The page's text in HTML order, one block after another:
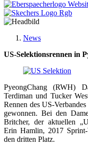
News
US-Selektionsrennen in
PyeongChang (RWH)
Terdiman und Tucker
Rennen des US-
gewonnen. Bei den
Britcher, der aktuellen
Erin Hamlin, 2017
den dritten Platz.